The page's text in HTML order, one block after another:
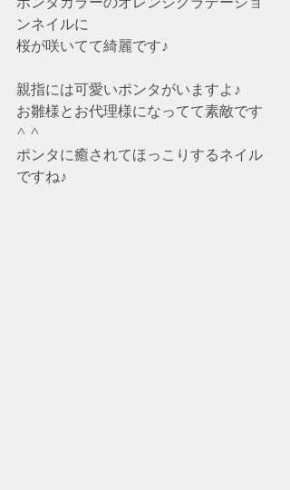
ンネイルに
桜が咲いてて綺麗です♪
親指には可愛いポンタがいますよ♪
お雛様とお代理様になってて素敵です
^ ^
ポンタに癒されてほっこりするネイル
ですね♪